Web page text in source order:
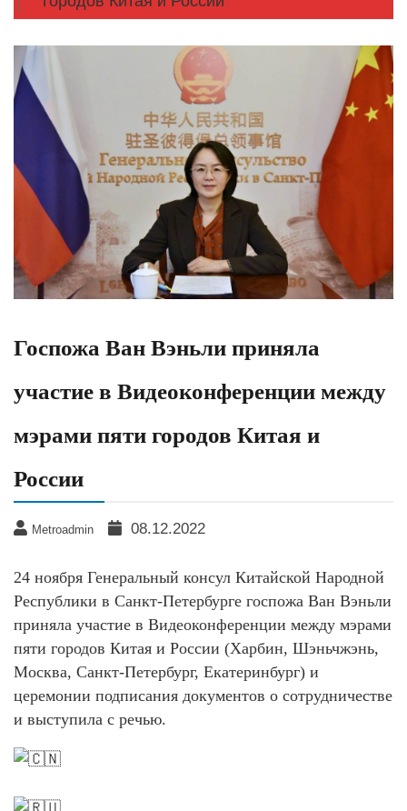
Госпожа Ван Вэньли приняла
участие в Видеоконференции между
мэрами пяти городов Китая и
России
Metroadmin 08.12.2022
24 ноября Генеральный консул Китайской Народной
Республики в Санкт-Петербурге госпожа Ван Вэньли
приняла участие в Видеоконференции между мэрами
пяти городов Китая и России (Харбин, Шэньчжэнь,
Москва, Санкт-Петербург, Екатеринбург) и
церемонии подписания документов о сотрудничестве
и выступила с речью.